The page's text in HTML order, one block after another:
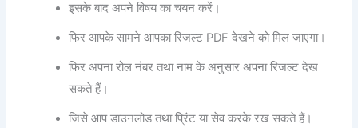
इसके बाद अपने विषय का चयन करें।
फिर आपके सामने आपका रिजल्ट PDF देखने को मिल जाएगा।
फिर अपना रोल नंबर तथा नाम के अनुसार अपना रिजल्ट देख
सकते हैं।
जिसे आप डाउनलोड तथा प्रिंट या सेव करके रख सकते हैं।